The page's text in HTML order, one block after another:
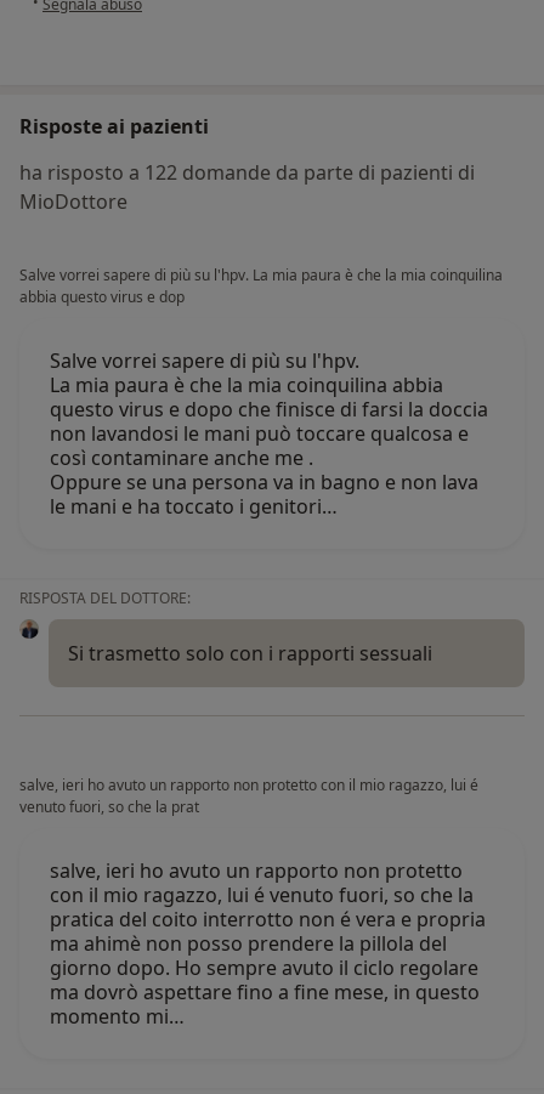
Risposte ai pazienti
ha risposto a 122 domande da parte di pazienti di
MioDottore
Salve vorrei sapere di più su l'hpv. La mia paura è che la mia coinquilina
abbia questo virus e dop
Salve vorrei sapere di più su l'hpv.
La mia paura è che la mia coinquilina abbia
questo virus e dopo che finisce di farsi la doccia
non lavandosi le mani può toccare qualcosa e
così contaminare anche me .
Oppure se una persona va in bagno e non lava
le mani e ha toccato i genitori…
RISPOSTA DEL DOTTORE:
Si trasmetto solo con i rapporti sessuali
salve, ieri ho avuto un rapporto non protetto con il mio ragazzo, lui é
venuto fuori, so che la prat
salve, ieri ho avuto un rapporto non protetto
con il mio ragazzo, lui é venuto fuori, so che la
pratica del coito interrotto non é vera e propria
ma ahimè non posso prendere la pillola del
giorno dopo. Ho sempre avuto il ciclo regolare
ma dovrò aspettare fino a fine mese, in questo
momento mi…